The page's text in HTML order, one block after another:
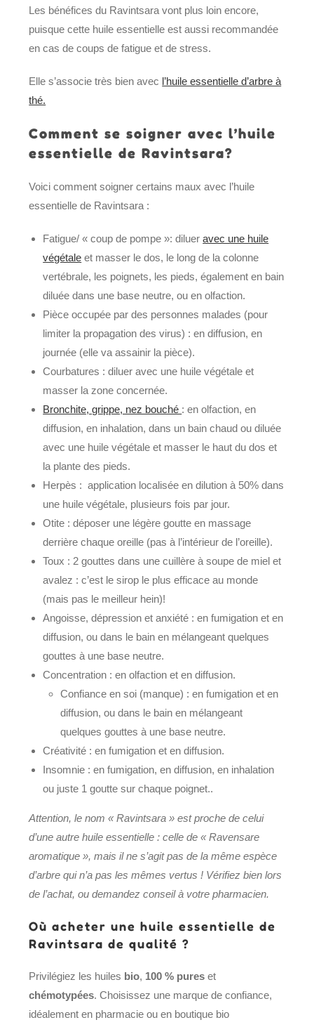
Les bénéfices du Ravintsara vont plus loin encore,
puisque cette huile essentielle est aussi recommandée
en cas de coups de fatigue et de stress.
Elle s’associe très bien avec l’huile essentielle d’arbre à
thé.
Comment se soigner avec l’huile
essentielle de Ravintsara?
Voici comment soigner certains maux avec l’huile
essentielle de Ravintsara :
Fatigue/ « coup de pompe »: dilueravec une huile
végétale et masser le dos, le long de la colonne
vertébrale, les poignets, les pieds, également en bain
diluée dans une base neutre, ou en olfaction.
Pièce occupée par des personnes malades (pour
limiter la propagation des virus) : en diffusion, en
journée (elle va assainir la pièce).
Courbatures : diluer avec une huile végétale et
masser la zone concernée.
Bronchite, grippe, nez bouché : en olfaction, en
diffusion, en inhalation, dans un bain chaud ou diluée
avec une huile végétale et masser le haut du dos et
la plante des pieds.
Herpès : application localisée en dilution à 50% dans
une huile végétale, plusieurs fois par jour.
Otite : déposer une légère goutte en massage
derrière chaque oreille (pas à l’intérieur de l’oreille).
Toux : 2 gouttes dans une cuillère à soupe de miel et
avalez : c’est le sirop le plus efficace au monde
(mais pas le meilleur hein)!
Angoisse, dépression et anxiété : en fumigation et en
diffusion, ou dans le bain en mélangeant quelques
gouttes à une base neutre.
Concentration : en olfaction et en diffusion.
Confiance en soi (manque) : en fumigation et en
diffusion, ou dans le bain en mélangeant
quelques gouttes à une base neutre.
Créativité : en fumigation et en diffusion.
Insomnie : en fumigation, en diffusion, en inhalation
ou juste 1 goutte sur chaque poignet..
Attention, le nom « Ravintsara » est proche de celui
d’une autre huile essentielle : celle de « Ravensare
aromatique », mais il ne s’agit pas de la même espèce
d’arbre qui n’a pas les mêmes vertus ! Vérifiez bien lors
de l’achat, ou demandez conseil à votre pharmacien.
Où acheter une huile essentielle de
Ravintsara de qualité ?
Privilégiez les huiles bio, 100 % pures et
chémotypées. Choisissez une marque de confiance,
idéalement en pharmacie ou en boutique bio